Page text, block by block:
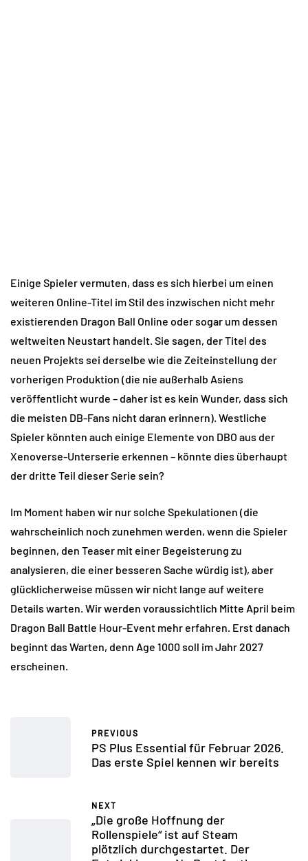
Einige Spieler vermuten, dass es sich hierbei um einen
weiteren Online-Titel im Stil des inzwischen nicht mehr
existierenden Dragon Ball Online oder sogar um dessen
weltweiten Neustart handelt. Sie sagen, der Titel des
neuen Projekts sei derselbe wie die Zeiteinstellung der
vorherigen Produktion (die nie außerhalb Asiens
veröffentlicht wurde – daher ist es kein Wunder, dass sich
die meisten DB-Fans nicht daran erinnern). Westliche
Spieler könnten auch einige Elemente von DBO aus der
Xenoverse-Unterserie erkennen – könnte dies überhaupt
der dritte Teil dieser Serie sein?
Im Moment haben wir nur solche Spekulationen (die
wahrscheinlich noch zunehmen werden, wenn die Spieler
beginnen, den Teaser mit einer Begeisterung zu
analysieren, die einer besseren Sache würdig ist), aber
glücklicherweise müssen wir nicht lange auf weitere
Details warten. Wir werden voraussichtlich Mitte April beim
Dragon Ball Battle Hour-Event mehr erfahren. Erst danach
beginnt das Warten, denn Age 1000 soll im Jahr 2027
erscheinen.
PREVIOUS
PS Plus Essential für Februar 2026.
Das erste Spiel kennen wir bereits
NEXT
„Die große Hoffnung der
Rollenspiele“ ist auf Steam
plötzlich durchgestartet. Der